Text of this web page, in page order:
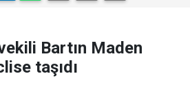
Bartın Maden
taşıdı